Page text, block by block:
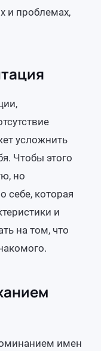
и проблемах,
усложнить
Чтобы этого
но
которая
и
на том, что
имен